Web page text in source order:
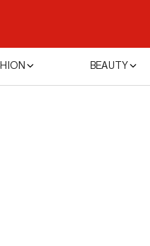
BEAUTY